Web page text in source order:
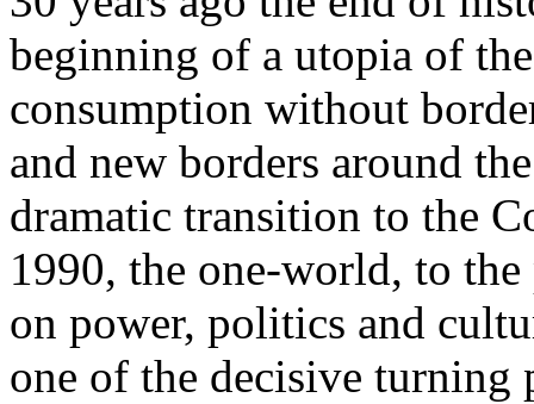
beginning of a utopia of
consumption without
and new borders around
dramatic transition to the
1990, the one-world, to the
on power, politics and
one of the decisive turning